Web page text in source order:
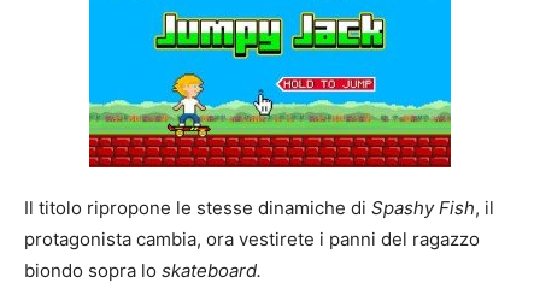
Il titolo ripropone le stesse dinamiche di Spashy Fish, il
protagonista cambia, ora vestirete i panni del ragazzo
biondo sopra lo skateboard.